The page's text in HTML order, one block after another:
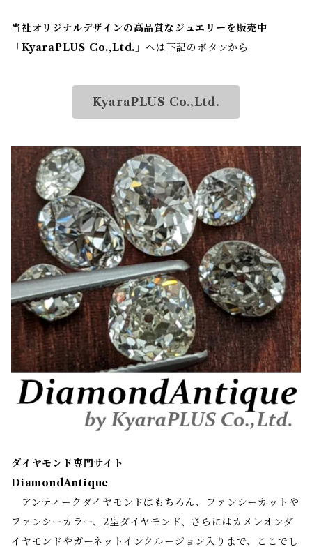
当社オリジナルデザインの高品質なジュエリーを販売中
「 KyaraPLUS Co.,Ltd. 」へは下記のボタンから
KyaraPLUS Co.,Ltd.
ダイヤモンド専門サイト
DiamondAntique
アンティークダイヤモンドはもちろん、ファンシーカットや
ファンシーカラー、2型ダイヤモンド、さらにはカメレオンダ
イヤモンドやガーネットインクルージョン入りまで、ここでし